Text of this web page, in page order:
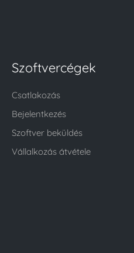
Szoftvercégek
Csatlakozás
Bejelentkezés
Szoftver beküldés
Vállalkozás átvétele